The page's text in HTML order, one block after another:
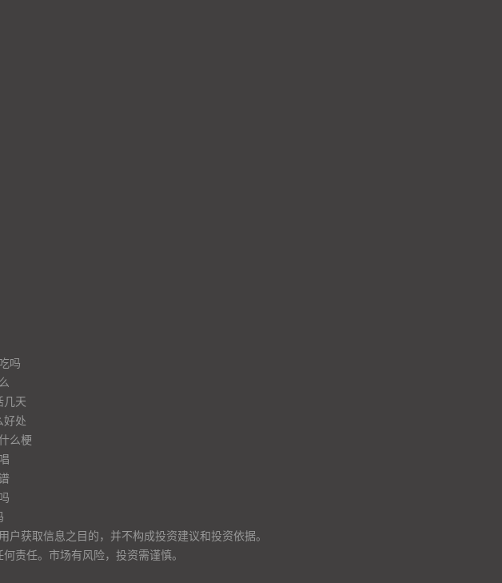
吗
几天
好处
么梗
获取信息之目的，并不构成投资建议和投资依据。
责任。市场有风险，投资需谨慎。